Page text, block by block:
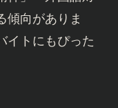
傾向がありま
イトにもぴった